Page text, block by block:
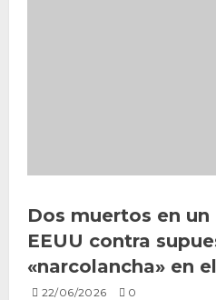
Dos muertos en
EEUU contra
«narcolancha» en
22/06/2026 0